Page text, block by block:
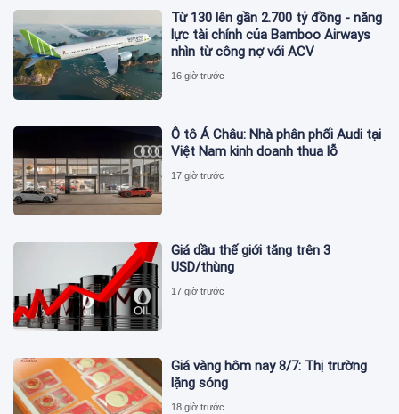
Từ 130 lên gần 2.700 tỷ đồng - năng
lực tài chính của Bamboo Airways
nhìn từ công nợ với ACV
16 giờ trước
Ô tô Á Châu: Nhà phân phối Audi tại
Việt Nam kinh doanh thua lỗ
17 giờ trước
Giá dầu thế giới tăng trên 3
USD/thùng
17 giờ trước
Giá vàng hôm nay 8/7: Thị trường
lặng sóng
18 giờ trước